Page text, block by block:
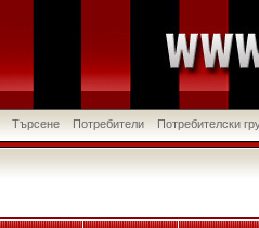
Търсене Потребители Потребителски